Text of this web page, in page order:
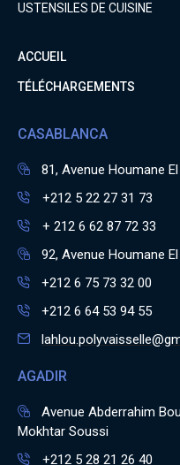
USTENSILES DE CUISINE
ACCUEIL
TÉLÉCHARGEMENTS
CASABLANCA
81, Avenue Houmane
+212 5 22 27 31 73
+ 212 6 62 87 72 33
92, Avenue Houmane
+212 6 75 73 32 00
+212 6 64 53 94 55
AGADIR
Avenue Abderrahim
Mokhtar Soussi
+212 5 28 21 26 40